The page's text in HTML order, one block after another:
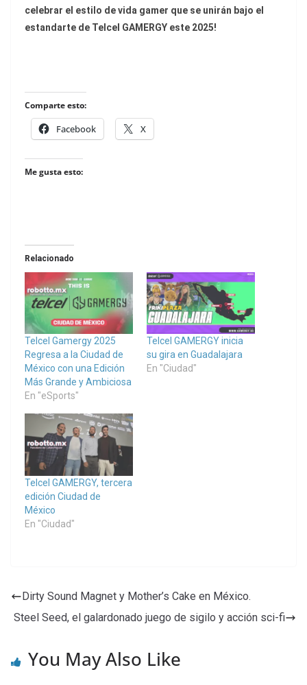
celebrar el estilo de vida gamer que se unirán bajo el
estandarte de Telcel GAMERGY este 2025!
Comparte esto:
Facebook X
Me gusta esto:
Relacionado
Telcel Gamergy 2025
Regresa a la Ciudad de
México con una Edición
Más Grande y Ambiciosa
En "eSports"
Telcel GAMERGY inicia
su gira en Guadalajara
En "Ciudad"
Telcel GAMERGY, tercera
edición Ciudad de
México
En "Ciudad"
Dirty Sound Magnet y Mother’s Cake en México.
Steel Seed, el galardonado juego de sigilo y acción sci-fi
You May Also Like